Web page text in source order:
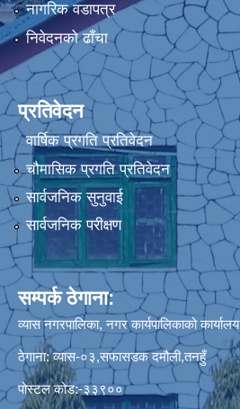
नागरिक वडापत्र
निवेदनको ढाँचा
प्रतिवेदन
वार्षिक प्रगति प्रतिवेदन
चौमासिक प्रगति प्रतिवेदन
सार्वजनिक सुनुवाई
सार्वजनिक परीक्षण
सम्पर्क ठेगाना:
व्यास नगरपालिका, नगर कार्यपालिकाको कार्यालय
ठेगाना: व्यास-०३,सफासडक दमौली,तनहुँ
पोस्टल कोड:-३३९००